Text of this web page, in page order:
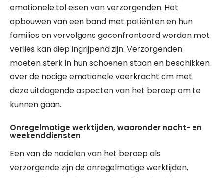
emotionele tol eisen van verzorgenden. Het
opbouwen van een band met patiënten en hun
families en vervolgens geconfronteerd worden met
verlies kan diep ingrijpend zijn. Verzorgenden
moeten sterk in hun schoenen staan en beschikken
over de nodige emotionele veerkracht om met
deze uitdagende aspecten van het beroep om te
kunnen gaan.
Onregelmatige werktijden, waaronder nacht- en
weekenddiensten
Een van de nadelen van het beroep als
verzorgende zijn de onregelmatige werktijden,